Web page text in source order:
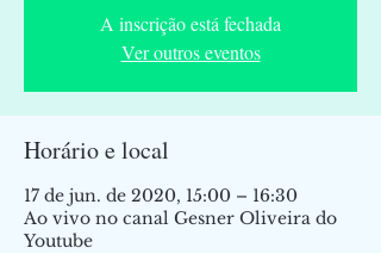
A inscrição está fechada
Ver outros eventos
Horário e local
17 de jun. de 2020, 15:00 – 16:30
Ao vivo no canal Gesner Oliveira do
Youtube